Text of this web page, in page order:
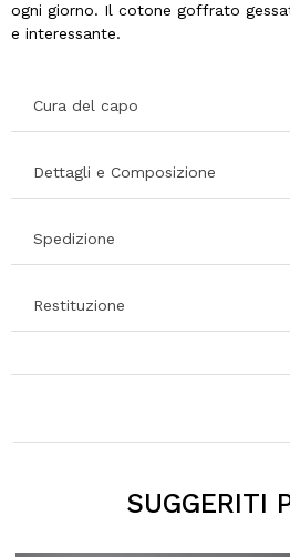
ogni giorno. Il cotone goffrato
e interessante.
Cura del capo
Dettagli e Composizione
Spedizione
Restituzione
SUGGERITI